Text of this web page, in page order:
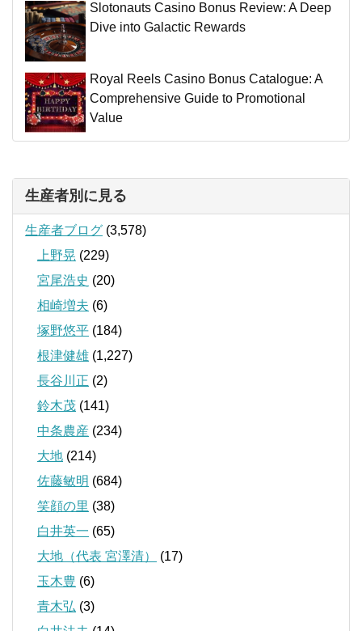
Slotonauts Casino Bonus Review: A Deep
Dive into Galactic Rewards
Royal Reels Casino Bonus Catalogue: A
Comprehensive Guide to Promotional
Value
生産者別に見る
生産者ブログ (3,578)
上野晃 (229)
宮尾浩史 (20)
相崎増夫 (6)
塚野悠平 (184)
根津健雄 (1,227)
長谷川正 (2)
鈴木茂 (141)
中条農産 (234)
大地 (214)
佐藤敏明 (684)
笑顔の里 (38)
白井英一 (65)
大地（代表 宮澤清）
(17)
玉木豊 (6)
青木弘 (3)